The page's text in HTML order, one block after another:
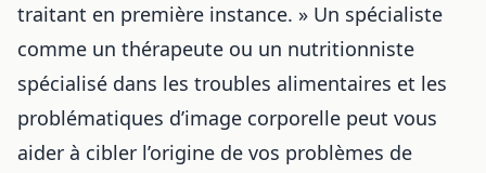
traitant en première instance. » Un spécialiste
comme un thérapeute ou un nutritionniste
spécialisé dans les troubles alimentaires et les
problématiques d’image corporelle peut vous
aider à cibler l’origine de vos problèmes de